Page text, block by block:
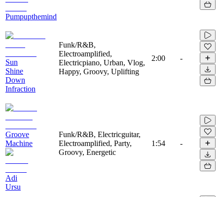
Pumpupthemind
Sun
Shine
Down
Infraction
Funk/R&B,
Electroamplified,
Electricpiano, Urban, Vlog,
Happy, Groovy, Uplifting
2:00 -
Groove
Machine
Adi
Ursu
Funk/R&B, Electricguitar,
Electroamplified, Party,
Groovy, Energetic
1:54 -